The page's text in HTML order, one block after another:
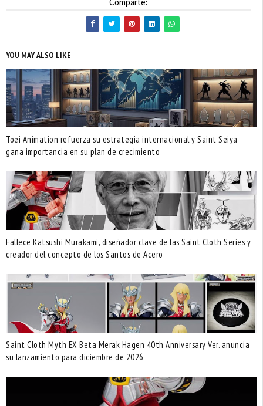
YOU MAY ALSO LIKE
Toei Animation refuerza su estrategia internacional y Saint Seiya
gana importancia en su plan de crecimiento
Fallece Katsushi Murakami, diseñador clave de las Saint Cloth Series y
creador del concepto de los Santos de Acero
Saint Cloth Myth EX Beta Merak Hagen 40th Anniversary Ver. anuncia
su lanzamiento para diciembre de 2026